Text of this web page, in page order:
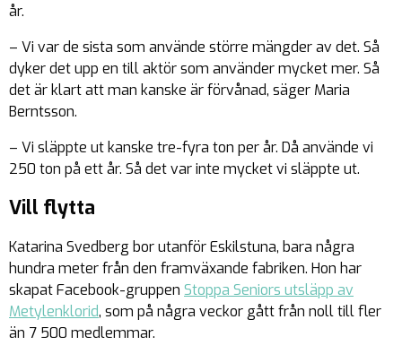
år.
– Vi var de sista som använde större mängder av det. Så
dyker det upp en till aktör som använder mycket mer. Så
det är klart att man kanske är förvånad, säger Maria
Berntsson.
– Vi släppte ut kanske tre-fyra ton per år. Då använde vi
250 ton på ett år. Så det var inte mycket vi släppte ut.
Vill flytta
Katarina Svedberg bor utanför Eskilstuna, bara några
hundra meter från den framväxande fabriken. Hon har
skapat Facebook-gruppen Stoppa Seniors utsläpp av
Metylenklorid, som på några veckor gått från noll till fler
än 7 500 medlemmar.